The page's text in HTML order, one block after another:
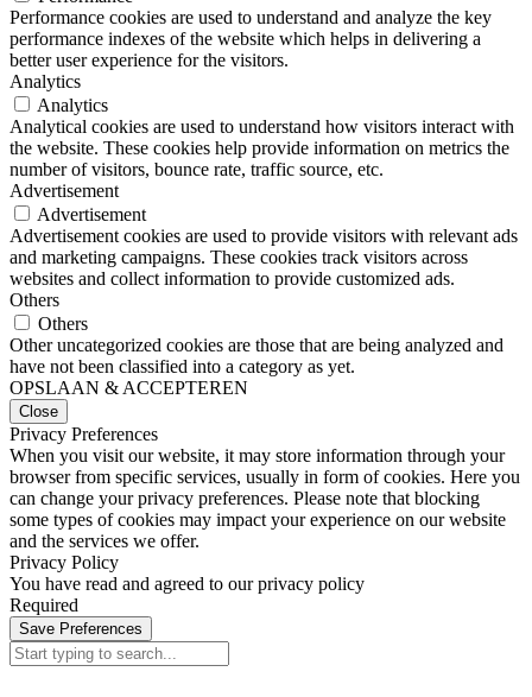
Performance cookies are used to understand and analyze the key
performance indexes of the website which helps in delivering a
better user experience for the visitors.
Analytics
Analytics
Analytical cookies are used to understand how visitors interact with
the website. These cookies help provide information on metrics the
number of visitors, bounce rate, traffic source, etc.
Advertisement
Advertisement
Advertisement cookies are used to provide visitors with relevant ads
and marketing campaigns. These cookies track visitors across
websites and collect information to provide customized ads.
Others
Others
Other uncategorized cookies are those that are being analyzed and
have not been classified into a category as yet.
OPSLAAN & ACCEPTEREN
Close
Privacy Preferences
When you visit our website, it may store information through your
browser from specific services, usually in form of cookies. Here you
can change your privacy preferences. Please note that blocking
some types of cookies may impact your experience on our website
and the services we offer.
Privacy Policy
You have read and agreed to our privacy policy
Required
Save Preferences